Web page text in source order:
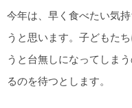
今年は、早く食べたい気
うと思います。子どもた
うと台無しになってしま
るのを待つとします。